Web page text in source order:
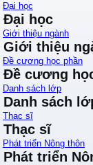
Đại học
Đại học
Giới thiệu ngành
Giới thiệu
Đề cương học phần
Đề cương
Danh sách lớp
Danh sách
Thạc sĩ
Thạc sĩ
Phát triển Nông thôn
Phát triển